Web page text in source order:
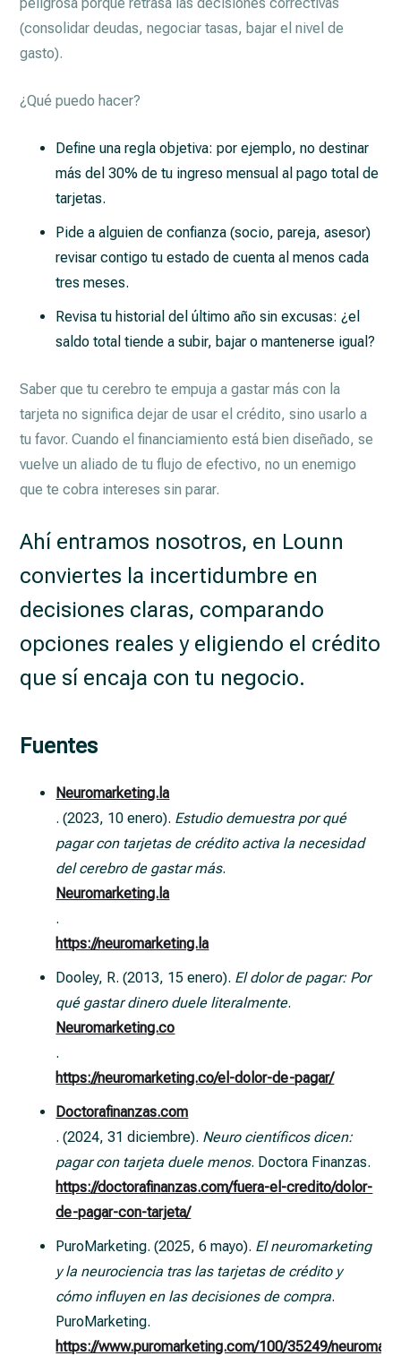
(consolidar deudas, negociar tasas, bajar el nivel de
gasto).
¿Qué puedo hacer?
Define una regla objetiva: por ejemplo, no destinar
más del 30% de tu ingreso mensual al pago total de
tarjetas.
Pide a alguien de confianza (socio, pareja, asesor)
revisar contigo tu estado de cuenta al menos cada
tres meses.
Revisa tu historial del último año sin excusas: ¿el
saldo total tiende a subir, bajar o mantenerse igual?
Saber que tu cerebro te empuja a gastar más con la
tarjeta no significa dejar de usar el crédito, sino usarlo a
tu favor. Cuando el financiamiento está bien diseñado, se
vuelve un aliado de tu flujo de efectivo, no un enemigo
que te cobra intereses sin parar.
Ahí entramos nosotros, en Lounn
conviertes la incertidumbre en
decisiones claras, comparando
opciones reales y eligiendo el crédito
que sí encaja con tu negocio.
Fuentes
Neuromarketing.la
. (2023, 10 enero). Estudio demuestra por qué
pagar con tarjetas de crédito activa la necesidad
del cerebro de gastar más.
Neuromarketing.la
.
https://neuromarketing.la
Dooley, R. (2013, 15 enero). El dolor de pagar: Por
qué gastar dinero duele literalmente.
Neuromarketing.co
.
https://neuromarketing.co/el-dolor-de-pagar/
Doctorafinanzas.com
. (2024, 31 diciembre). Neuro científicos dicen:
pagar con tarjeta duele menos. Doctora Finanzas.
https://doctorafinanzas.com/fuera-el-credito/dolor-
de-pagar-con-tarjeta/
PuroMarketing. (2025, 6 mayo). El neuromarketing
y la neurociencia tras las tarjetas de crédito y
cómo influyen en las decisiones de compra.
PuroMarketing.
https://www.puromarketing.com/100/35249/